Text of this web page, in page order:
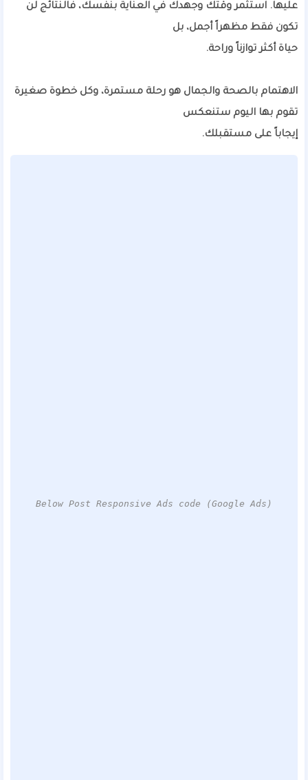
عليها. استثمر وقتك وجهدك في العناية بنفسك، فالنتائج لن
تكون فقط مظهراً أجمل، بل
حياة أكثر توازناً وراحة.
الاهتمام بالصحة والجمال هو رحلة مستمرة، وكل خطوة صغيرة
تقوم بها اليوم ستنعكس
إيجاباً على مستقبلك.
Below Post Responsive Ads code (Google Ads)